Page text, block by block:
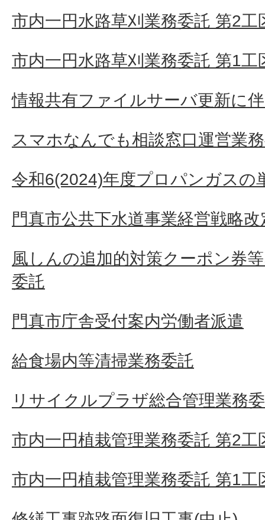
市内一円水路草刈業務委託 第2工
市内一円水路草刈業務委託 第1工
情報共有ファイルサーバ更新に
スマホなんでも相談窓口運営業
令和6(2024)年度プロパンガスの
門真市公共下水道事業経営戦略
風しんの追加的対策クーポン券
委託
門真市庁舎受付案内労働者派遣
給食場内等清掃業務委託
リサイクルプラザ総合管理業務
市内一円植栽管理業務委託 第2工
市内一円植栽管理業務委託 第1工